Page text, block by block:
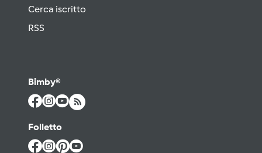
Cerca iscritto
RSS
Bimby®
Folletto